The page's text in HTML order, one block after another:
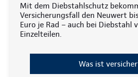
Mit dem Diebstahlschutz
Versicherungsfall den Neuwert
Euro je Rad – auch bei Diebstahl
Einzelteilen.
Was ist